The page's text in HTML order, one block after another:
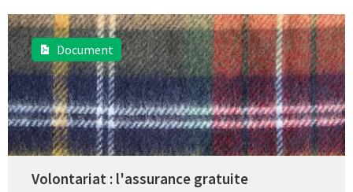
Document
Volontariat : l'assurance gratuite